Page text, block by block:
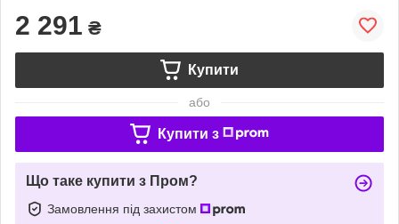
2 291 ₴
Купити
або
Купити з
Що таке купити з Пром?
Замовлення під захистом